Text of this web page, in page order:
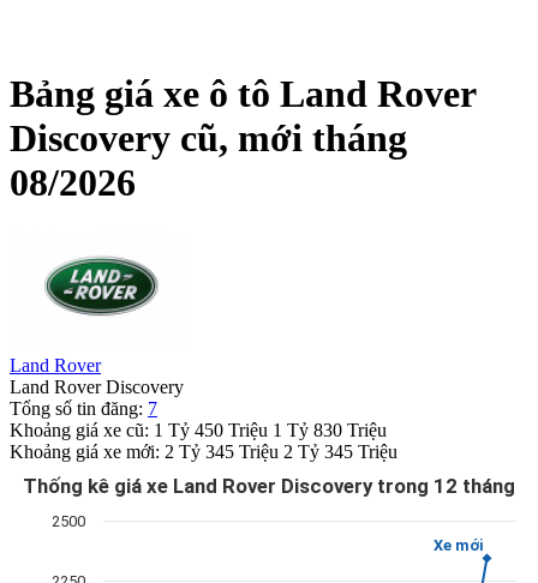
Bảng giá xe ô tô Land Rover
Discovery cũ, mới tháng
08/2026
Land Rover
Land Rover Discovery
Tổng số tin đăng: 7
Khoảng giá xe cũ: 1 Tỷ 450 Triệu 1 Tỷ 830 Triệu
Khoảng giá xe mới: 2 Tỷ 345 Triệu 2 Tỷ 345 Triệu
Xe mới
Thống kê giá xe Land Rover Discovery trong 12 tháng
2500